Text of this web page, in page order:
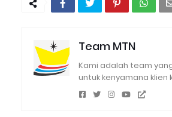
Team MTN
Kami adalah team
untuk kenyamana klien